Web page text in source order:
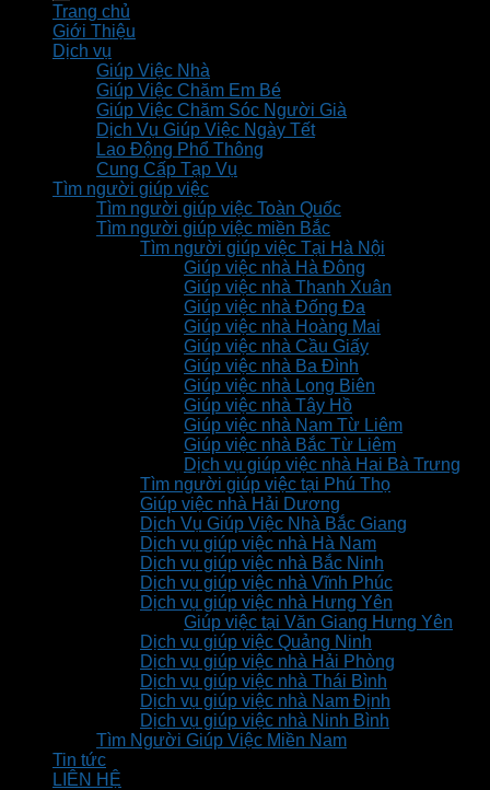
Trang chủ
Giới Thiệu
Dịch vụ
Giúp Việc Nhà
Giúp Việc Chăm Em Bé
Giúp Việc Chăm Sóc Người Già
Dịch Vụ Giúp Việc Ngày Tết
Lao Động Phổ Thông
Cung Cấp Tạp Vụ
Tìm người giúp việc
Tìm người giúp việc Toàn Quốc
Tìm người giúp việc miền Bắc
Tìm người giúp việc Tại Hà Nội
Giúp việc nhà Hà Đông
Giúp việc nhà Thanh Xuân
Giúp việc nhà Đống Đa
Giúp việc nhà Hoàng Mai
Giúp việc nhà Cầu Giấy
Giúp việc nhà Ba Đình
Giúp việc nhà Long Biên
Giúp việc nhà Tây Hồ
Giúp việc nhà Nam Từ Liêm
Giúp việc nhà Bắc Từ Liêm
Dịch vụ giúp việc nhà Hai Bà Trưng
Tìm người giúp việc tại Phú Thọ
Giúp việc nhà Hải Dương
Dịch Vụ Giúp Việc Nhà Bắc Giang
Dịch vụ giúp việc nhà Hà Nam
Dịch vụ giúp việc nhà Bắc Ninh
Dịch vụ giúp việc nhà Vĩnh Phúc
Dịch vụ giúp việc nhà Hưng Yên
Giúp việc tại Văn Giang Hưng Yên
Dịch vụ giúp việc Quảng Ninh
Dịch vụ giúp việc nhà Hải Phòng
Dịch vụ giúp việc nhà Thái Bình
Dịch vụ giúp việc nhà Nam Định
Dịch vụ giúp việc nhà Ninh Bình
Tìm Người Giúp Việc Miền Nam
Tin tức
LIÊN HỆ